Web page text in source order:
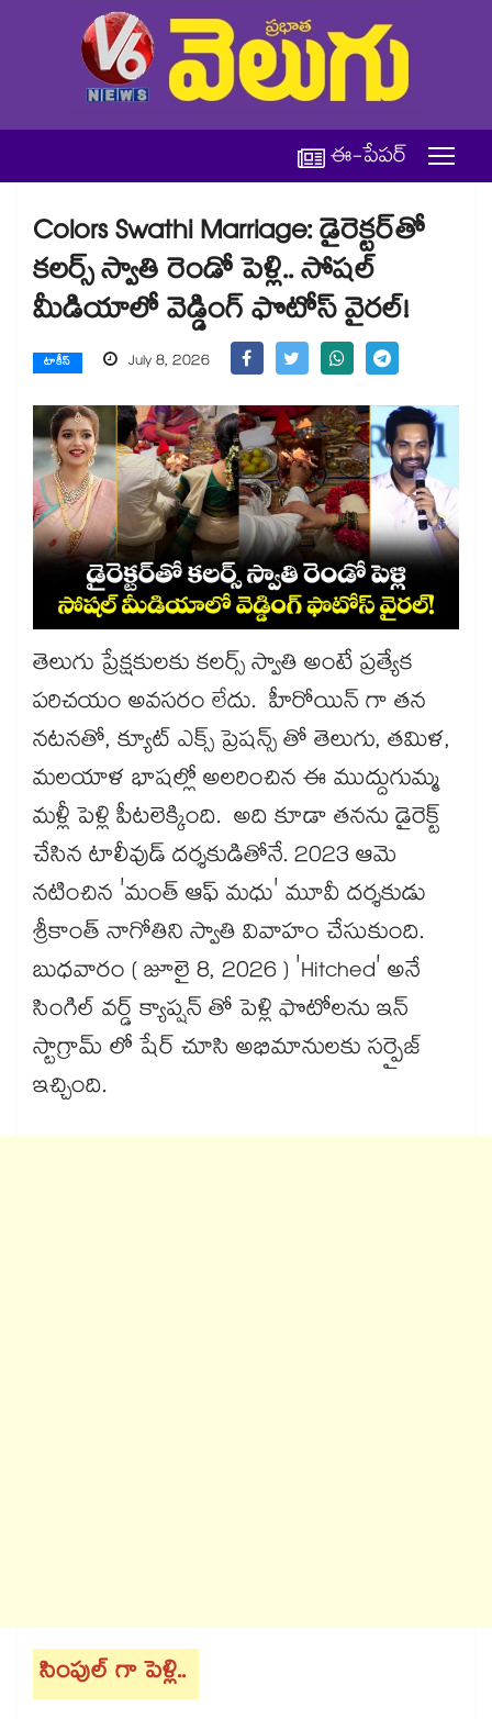
ఈ-పేపర్
Colors Swathi Marriage: డైరెక్టర్‌తో
కలర్స్ స్వాతి రెండో పెళ్లి.. సోషల్
మీడియాలో వెడ్డింగ్ ఫొటోస్ వైరల్!
టాకీస్ July 8, 2026
తెలుగు ప్రేక్షకులకు కలర్స్ స్వాతి అంటే ప్రత్యేక
పరిచయం అవసరం లేదు. హీరోయిన్ గా తన
నటనతో, క్యూట్ ఎక్స్ ప్రెషన్స్ తో తెలుగు, తమిళ,
మలయాళ భాషల్లో అలరించిన ఈ ముద్దుగుమ్మ
మళ్లీ పెళ్లి పీటలెక్కింది. అది కూడా తనను డైరెక్ట్
చేసిన టాలీవుడ్ దర్శకుడితోనే. 2023 ఆమె
నటించిన 'మంత్ ఆఫ్ మధు' మూవీ దర్శకుడు
శ్రీకాంత్ నాగోతిని స్వాతి వివాహం చేసుకుంది.
బుధవారం ( జూలై 8, 2026 ) 'Hitched' అనే
సింగిల్ వర్డ్ క్యాప్షన్ తో పెళ్లి ఫొటోలను ఇన్
స్టాగ్రామ్ లో షేర్ చూసి అభిమానులకు సర్పైజ్
ఇచ్చింది.
సింపుల్ గా పెళ్లి..